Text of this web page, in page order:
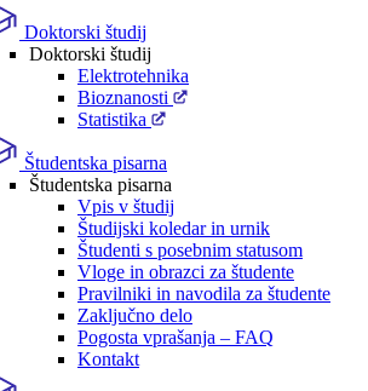
Doktorski študij
Doktorski študij
Elektrotehnika
Bioznanosti
Statistika
Študentska pisarna
Študentska pisarna
Vpis v študij
Študijski koledar in urnik
Študenti s posebnim statusom
Vloge in obrazci za študente
Pravilniki in navodila za študente
Zaključno delo
Pogosta vprašanja – FAQ
Kontakt